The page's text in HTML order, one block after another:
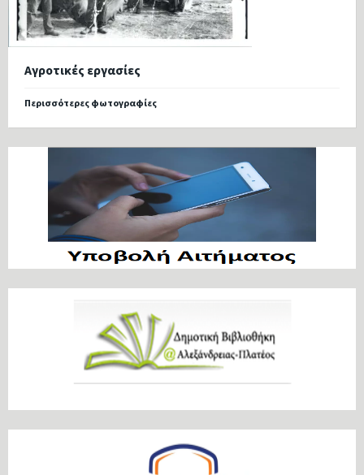
Αγροτικές εργασίες
Περισσότερες φωτογραφίες